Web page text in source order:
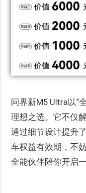
问界新M5 Ultra以“
理想之选。它不仅
通过细节设计提升
车权益有效期，不
全能伙伴陪你开启